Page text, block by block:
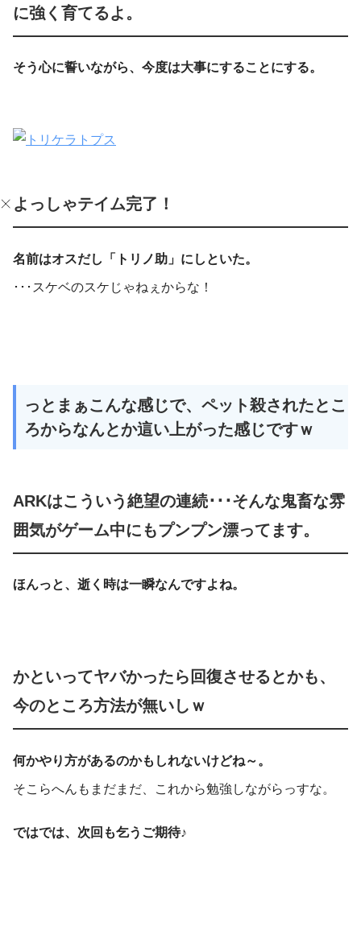
に強く育てるよ。
そう心に誓いながら、今度は大事にすることにする。
よっしゃテイム完了！
名前はオスだし「トリノ助」にしといた。
･･･スケベのスケじゃねぇからな！
っとまぁこんな感じで、ペット殺されたとこ
ろからなんとか這い上がった感じですｗ
ARKはこういう絶望の連続･･･そんな鬼畜な雰
囲気がゲーム中にもプンプン漂ってます。
ほんっと、逝く時は一瞬なんですよね。
かといってヤバかったら回復させるとかも、
今のところ方法が無いしｗ
何かやり方があるのかもしれないけどね～。
そこらへんもまだまだ、これから勉強しながらっすな。
ではでは、次回も乞うご期待♪